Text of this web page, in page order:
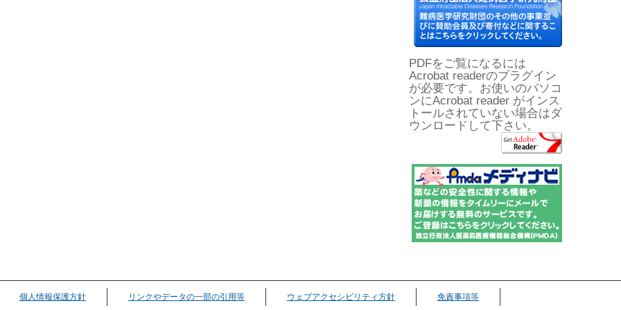
PDFをご覧になるには
Acrobat readerのプラグイン
が必要です。お使いのパソコ
ンにAcrobat reader がインス
トールされていない場合はダ
ウンロードして下さい。
個人情報保護方針 リンクやデータの一部の引用等 ウェブアクセシビリティ方針 免責事項等